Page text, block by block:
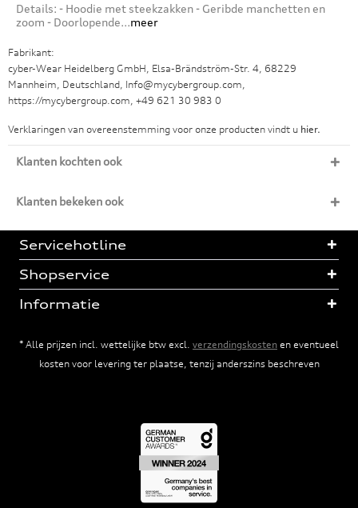
Details: - Hoodie met steekzakken - Geribde manchetten en
zoom - Doorlopende...meer
Fabrikant:
cyber-Wear Heidelberg GmbH, Elsa-Brändström-Str. 4, 68229
Mannheim, Deutschland, Info@mycybergroup.com,
https://mycybergroup.com, +49 621 30 983 0
Verklaringen van overeenstemming voor onze producten vindt u hier.
Klanten kochten ook
Klanten bekeken ook
Servicehotline
Shopservice
Informatie
* Alle prijzen incl. wettelijke btw excl. verzendingskosten en eventueel
kosten voor levering ter plaatse, tenzij anderszins beschreven